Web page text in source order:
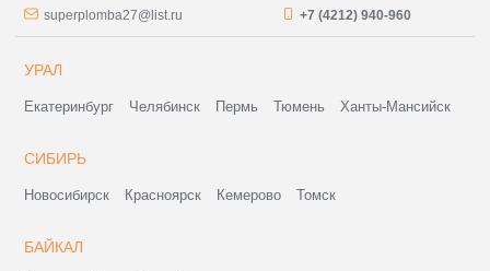
superplomba27@list.ru +7 (4212) 940-960
УРАЛ
Екатеринбург Челябинск Пермь Тюмень Ханты-Мансийск
СИБИРЬ
Новосибирск Красноярск Кемерово Томск
БАЙКАЛ